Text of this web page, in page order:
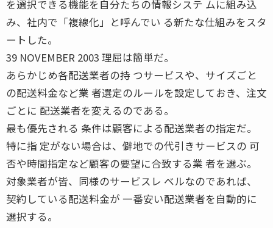
を選択できる機能を自分たちの情報システ ムに組み込
み、社内で「複線化」と呼んでい る新たな仕組みをスタ
ートした。
39 NOVEMBER 2003 理屈は簡単だ。
あらかじめ各配送業者の持 つサービスや、サイズごと
の配送料金など業 者選定のルールを設定しておき、注文
ごとに 配送業者を変えるのである。
最も優先される 条件は顧客による配送業者の指定だ。
特に指 定がない場合は、僻地での代引きサービスの 可
否や時間指定など顧客の要望に合致する業 者を選ぶ。
対象業者が皆、同様のサービスレ ベルなのであれば、
契約している配送料金が 一番安い配送業者を自動的に
選択する。